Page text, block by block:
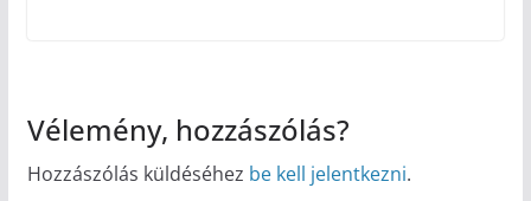
Vélemény, hozzászólás?
Hozzászólás küldéséhez be kell jelentkezni.